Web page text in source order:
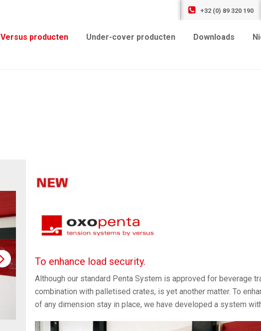
+32 (0) 89 320 190
Versus producten Under-cover producten Downloads
To enhance load security.
Although our standard Penta System is approved for beverage
combination with palletised crates, is yet another matter. To
of any dimension stay in place, we have developed a system